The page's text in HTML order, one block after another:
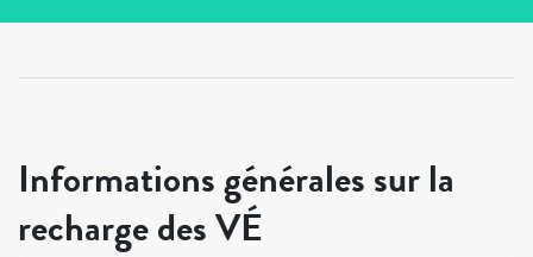
Informations générales sur la
recharge des VÉ